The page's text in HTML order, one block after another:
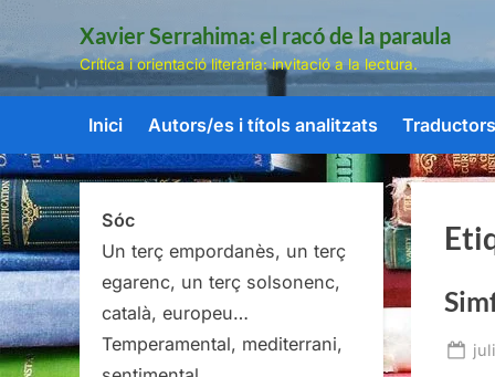
Skip
content
Xavier Serrahima: el racó de la paraula
Crítica i orientació literària: invitació a la lectura.
Inici Autors/es i títols analitzats
Sóc
Un terç empordanès, un terç
egarenc, un terç solsonenc,
català, europeu…
Temperamental, mediterrani,